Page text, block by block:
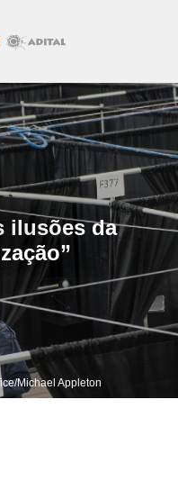
ilusões da
Michael Appleton